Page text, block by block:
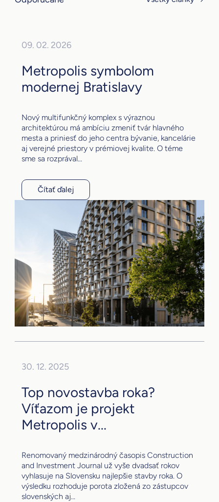
09. 02. 2026
Metropolis symbolom
modernej Bratislavy
Nový multifunkčný komplex s výraznou
architektúrou má ambíciu zmeniť tvár hlavného
mesta a priniesť do jeho centra bývanie, kancelárie
aj verejné priestory v prémiovej kvalite. O téme
sme sa rozprával...
Čítať ďalej
30. 12. 2025
Top novostavba roka?
Víťazom je projekt
Metropolis v...
Renomovaný medzinárodný časopis Construction
and Investment Journal už vyše dvadsať rokov
vyhlasuje na Slovensku najlepšie stavby roka. O
výsledku rozhoduje porota zložená zo zástupcov
slovenských aj...